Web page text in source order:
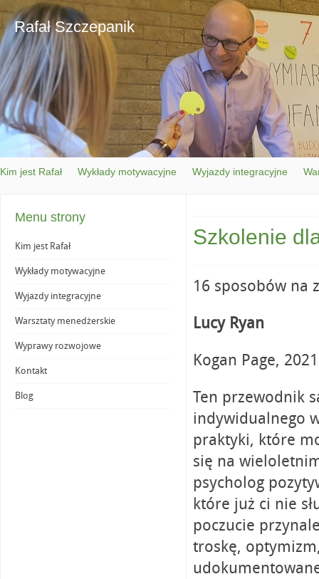
Rafał Szczepanik
Kim jest Rafał Wykłady motywacyjne Wyjazdy integracyjne
Menu strony
Kim jest Rafał
Wykłady motywacyjne
Wyjazdy integracyjne
Warsztaty menedżerskie
Wyprawy rozwojowe
Kontakt
Blog
Szkolenie
16 sposobów na
Lucy Ryan
Kogan Page, 2021
Ten przewodnik
indywidualnego
praktyki, które
się na
psycholog
które już ci nie
poczucie
troskę,